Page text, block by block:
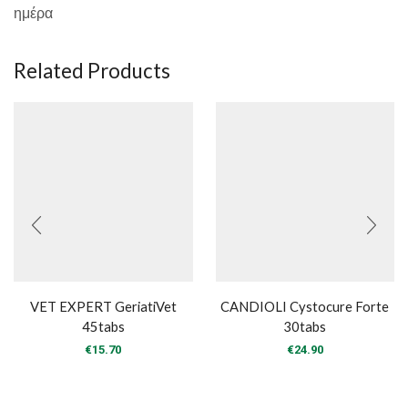
ημέρα
Related Products
VET EXPERT GeriatiVet
45tabs
€15.70
CANDIOLI Cystocure Forte
30tabs
€24.90